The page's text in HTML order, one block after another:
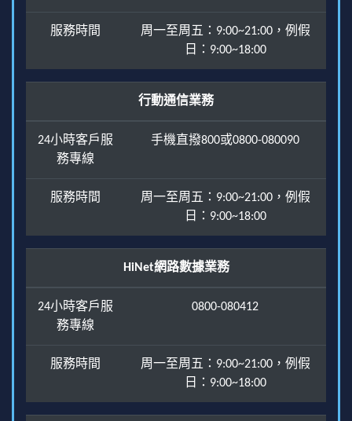
服務時間
周一至周五：9:00~21:00，例假
日：9:00~18:00
行動通信業務
24小時客戶服
務專線
手機直撥800或0800-080090
服務時間
周一至周五：9:00~21:00，例假
日：9:00~18:00
HiNet網路數據業務
24小時客戶服
務專線
0800-080412
服務時間
周一至周五：9:00~21:00，例假
日：9:00~18:00